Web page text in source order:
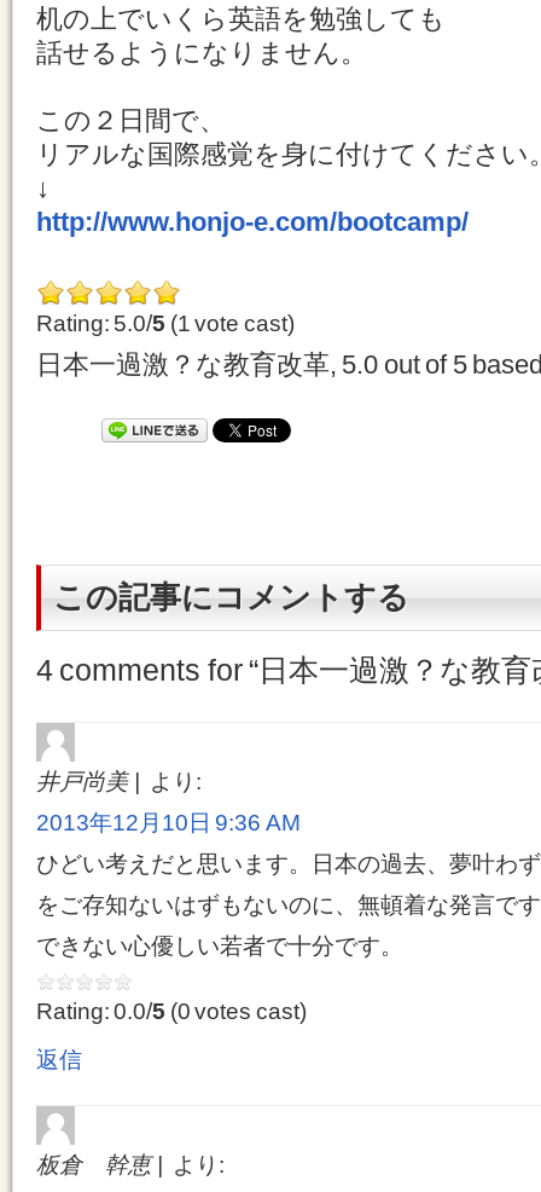
机の上でいくら英語を勉強しても
話せるようになりません。
この２日間で、
リアルな国際感覚を身に付けてください
↓
http://www.honjo-e.com/bootcamp/
Rating: 5.0/5 (1 vote cast)
日本一過激？な教育改革, 5.0 out of 5
この記事にコメントする
4 comments for “日本一過激？な教育
井戸尚美
より:
2013年12月10日 9:36 AM
ひどい考えだと思います。日本の過去、夢叶わ
をご存知ないはずもないのに、無頓着な発言で
できない心優しい若者で十分です。
Rating: 0.0/5 (0 votes cast)
返信
板倉 幹恵
より: